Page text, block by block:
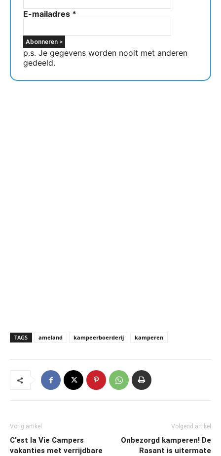
E-mailadres *
p.s. Je gegevens worden nooit met anderen
gedeeld.
TAGS ameland kampeerboerderij kamperen
Vorig artikel
C’est la Vie Campers
vakanties met verrijdbare
Volgend artikel
Onbezorgd kamperen! De
Rasant is uitermate